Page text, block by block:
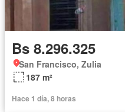
Bs 8.296.325
San Francisco, Zulia
187 m²
Hace 1 día, 8 horas